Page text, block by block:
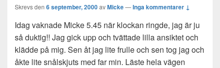
Skrevs den 6 september, 2000avMicke—Inga kommentarer ↓
Idag vaknade Micke 5.45 när klockan ringde, jag är ju
så duktig!! Jag gick upp och tvättade lilla ansiktet och
klädde på mig. Sen åt jag lite frulle och sen tog jag och
åkte lite snålskjuts med far min. Läste hela vägen